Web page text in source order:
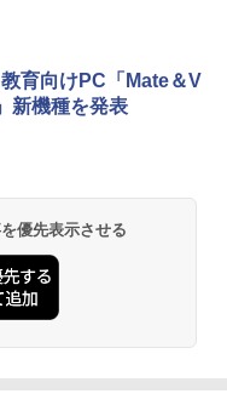
育向けPC「Mate＆V
新機種を発表
優先表示させる